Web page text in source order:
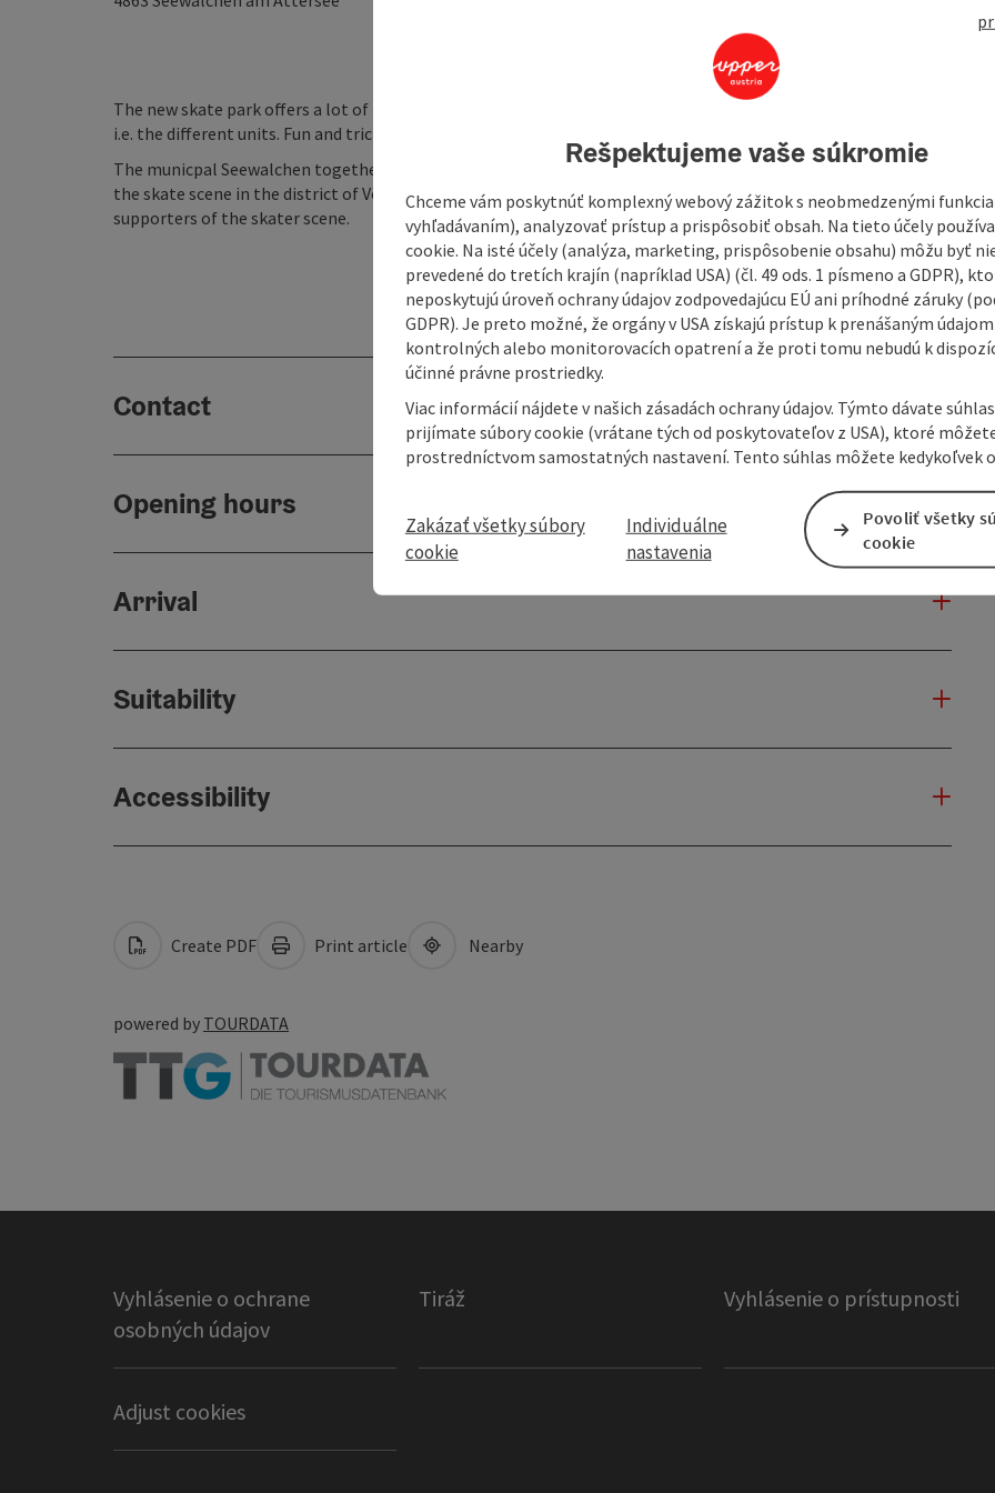
The new skate park offers a lot of training possibilities for young sports enthusiasts with many "obstacles",
i.e. the different units. Fun and tricks are possible on an area of 550 m² on a brand new park.
The municpal Seewalchen together with the skate club Cultural Boarders, which is committed to promoting
the skate scene in the district of Vöcklabruck, built up the skate park with the help of highly motivated local
supporters of the skater scene.
Contact
Opening hours
Arrival
Suitability
Accessibility
Create PDF Print article Nearby
powered by TOURDATA
Vyhlásenie o ochrane
osobných údajov
Tiráž Vyhlásenie o prístupnosti
Adjust cookies
Rešpektujeme vaše súkromie
Chceme vám poskytnúť komplexný webový zážitok s neobmedzenými
vyhľadávaním), analyzovať prístup a prispôsobiť obsah. Na tieto účely
cookie. Na isté účely (analýza, marketing, prispôsobenie obsahu) môžu byť
prevedené do tretích krajín (napríklad USA) (čl. 49 ods. 1 písmeno a GDPR),
neposkytujú úroveň ochrany údajov zodpovedajúcu EÚ ani príhodné záruky
GDPR). Je preto možné, že orgány v USA získajú prístup k prenášaným
kontrolných alebo monitorovacích opatrení a že proti tomu nebudú k
účinné právne prostriedky.
Viac informácií nájdete v našich zásadách ochrany údajov. Týmto dávate
prijímate súbory cookie (vrátane tých od poskytovateľov z USA), ktoré
prostredníctvom samostatných nastavení. Tento súhlas môžete kedykoľvek
Zakázať všetky súbory
cookie
Individuálne
nastavenia
Povoliť všetky
cookie